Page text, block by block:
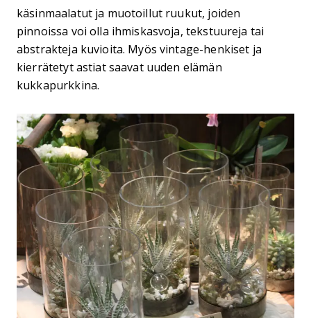
käsinmaalatut ja muotoillut ruukut, joiden
pinnoissa voi olla ihmiskasvoja, tekstuureja tai
abstrakteja kuvioita. Myös vintage-henkiset ja
kierrätetyt astiat saavat uuden elämän
kukkapurkkina.